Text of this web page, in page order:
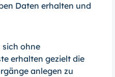
Daten erhalten und
sich ohne
erhalten gezielt die
anlegen zu